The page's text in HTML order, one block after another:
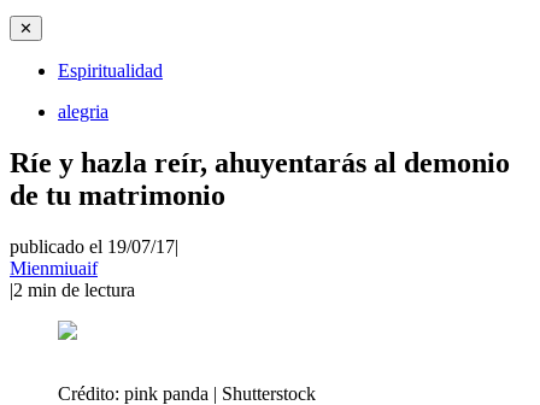
✕
Espiritualidad
alegria
Ríe y hazla reír, ahuyentarás al demonio
de tu matrimonio
publicado el 19/07/17|
Mienmiuaif
|2 min de lectura
Crédito: pink panda | Shutterstock